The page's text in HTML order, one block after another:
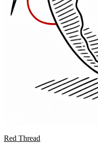
Red Thread